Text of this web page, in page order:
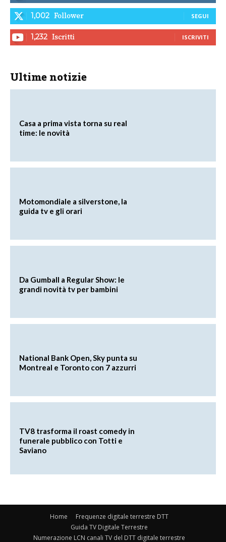
1,002 Follower SEGUI
1,232 Iscritti ISCRIVITI
Ultime notizie
Casa a prima vista torna su real
time: le novità
Motomondiale a silverstone, la
guida tv e gli orari
Da Gumball a Regular Show: le
grandi novità tv per bambini
National Bank Open, Sky punta su
Montreal e Toronto con 7 azzurri
TV8 trasforma il roast comedy in
funerale pubblico con Totti e
Saviano
Home
Frequenze digitale terrestre DTT
Guida TV Digitale Terrestre
Numerazione LCN canali TV del DTT digitale terrestre